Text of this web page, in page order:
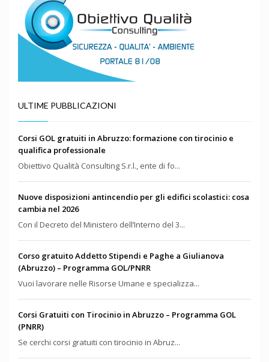
ULTIME PUBBLICAZIONI
Corsi GOL gratuiti in Abruzzo: formazione con tirocinio e
qualifica professionale
Obiettivo Qualità Consulting S.r.l., ente di fo...
Nuove disposizioni antincendio per gli edifici scolastici: cosa
cambia nel 2026
Con il Decreto del Ministero dell’Interno del 3...
Corso gratuito Addetto Stipendi e Paghe a Giulianova
(Abruzzo) – Programma GOL/PNRR
Vuoi lavorare nelle Risorse Umane e specializza...
Corsi Gratuiti con Tirocinio in Abruzzo – Programma GOL
(PNRR)
Se cerchi corsi gratuiti con tirocinio in Abruz...